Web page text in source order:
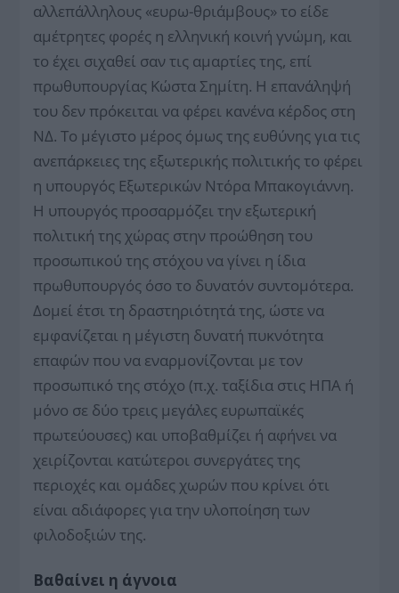
αλλεπάλληλους «ευρω-θριάμβους» το είδε
αμέτρητες φορές η ελληνική κοινή γνώμη, και
το έχει σιχαθεί σαν τις αμαρτίες της, επί
πρωθυπουργίας Κώστα Σημίτη. Η επανάληψή
του δεν πρόκειται να φέρει κανένα κέρδος στη
ΝΔ. Το μέγιστο μέρος όμως της ευθύνης για τις
ανεπάρκειες της εξωτερικής πολιτικής το φέρει
η υπουργός Εξωτερικών Ντόρα Μπακογιάννη.
Η υπουργός προσαρμόζει την εξωτερική
πολιτική της χώρας στην προώθηση του
προσωπικού της στόχου να γίνει η ίδια
πρωθυπουργός όσο το δυνατόν συντομότερα.
Δομεί έτσι τη δραστηριότητά της, ώστε να
εμφανίζεται η μέγιστη δυνατή πυκνότητα
επαφών που να εναρμονίζονται με τον
προσωπικό της στόχο (π.χ. ταξίδια στις ΗΠΑ ή
μόνο σε δύο τρεις μεγάλες ευρωπαϊκές
πρωτεύουσες) και υποβαθμίζει ή αφήνει να
χειρίζονται κατώτεροι συνεργάτες της
περιοχές και ομάδες χωρών που κρίνει ότι
είναι αδιάφορες για την υλοποίηση των
φιλοδοξιών της.
Βαθαίνει η άγνοια